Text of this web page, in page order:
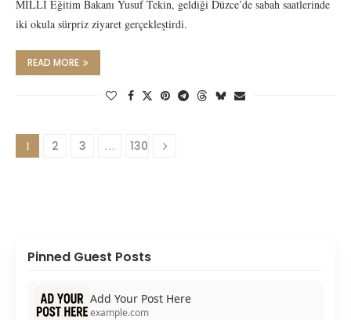
MİLLİ Eğitim Bakanı Yusuf Tekin, geldiği Düzce’de sabah saatlerinde
iki okula sürpriz ziyaret gerçekleştirdi.
READ MORE
1 2 3 … 130
Pinned Guest Posts
Add Your Post Here
example.com